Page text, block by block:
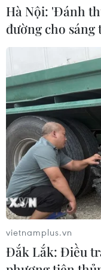
Tác phẩm điện
chiến lược Việt-Lào
03/08/2026 07:23
Hà Nội: 'Đánh
đường cho sáng
vietnamplus.vn
Đắk Lắk: Điều